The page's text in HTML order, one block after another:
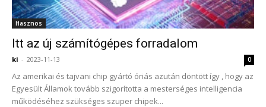
Hasznos
Itt az új számítógépes forradalom
ki - 2023-11-13 0
Az amerikai és tajvani chip gyártó óriás azután döntött így , hogy az
Egyesült Államok tovább szigorította a mesterséges intelligencia
működéséhez szükséges szuper chipek...